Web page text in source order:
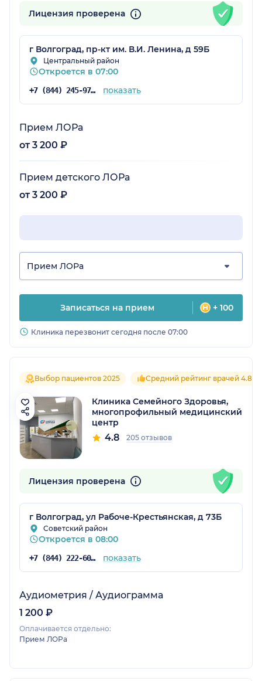
Лицензия проверена
г Волгоград, пр-кт им. В.И. Ленина, д 59Б
Центральный район
Откроется в 07:00
+7 (844) 245-97-65 показать
Прием ЛОРа
от 3 200 ₽
Прием детского ЛОРа
от 3 200 ₽
Прием ЛОРа
Записаться на прием + 100
Клиника перезвонит сегодня после 07:00
Выбор пациентов 2025 Средний рейтинг врачей 4.8
Клиника Семейного Здоровья,
многопрофильный медицинский
центр
4.8 205 отзывов
Лицензия проверена
г Волгоград, ул Рабоче-Крестьянская, д 73Б
Советский район
Откроется в 08:00
+7 (844) 222-60-64 показать
Аудиометрия / Аудиограмма
1 200 ₽
Оплачивается отдельно:
Прием ЛОРа